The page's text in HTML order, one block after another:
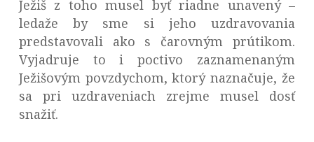
Ježiš z toho musel byť riadne unavený –
ledaže by sme si jeho uzdravovania
predstavovali ako s čarovným prútikom.
Vyjadruje to i poctivo zaznamenaným
Ježišovým povzdychom, ktorý naznačuje, že
sa pri uzdraveniach zrejme musel dosť
snažiť.